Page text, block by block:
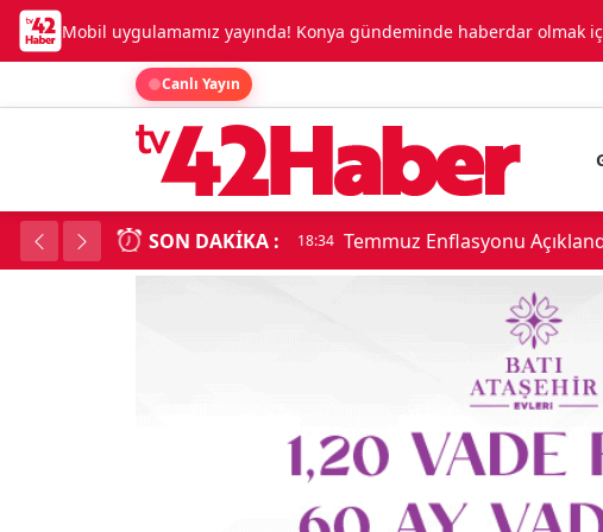
Mobil uygulamamız yayında! Konya gündeminde haberdar olmak
Canlı Yayın
SON DAKIKA : 18:34 Temmuz Enflasyonu